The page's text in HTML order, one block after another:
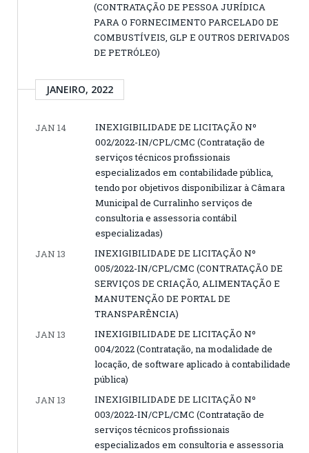
(CONTRATAÇÃO DE PESSOA JURÍDICA
PARA O FORNECIMENTO PARCELADO DE
COMBUSTÍVEIS, GLP E OUTROS DERIVADOS
DE PETRÓLEO)
JANEIRO, 2022
JAN 14
INEXIGIBILIDADE DE LICITAÇÃO Nº
002/2022-IN/CPL/CMC (Contratação de
serviços técnicos profissionais
especializados em contabilidade pública,
tendo por objetivos disponibilizar à Câmara
Municipal de Curralinho serviços de
consultoria e assessoria contábil
especializadas)
JAN 13
INEXIGIBILIDADE DE LICITAÇÃO Nº
005/2022-IN/CPL/CMC (CONTRATAÇÃO DE
SERVIÇOS DE CRIAÇÃO, ALIMENTAÇÃO E
MANUTENÇÃO DE PORTAL DE
TRANSPARÊNCIA)
JAN 13
INEXIGIBILIDADE DE LICITAÇÃO Nº
004/2022 (Contratação, na modalidade de
locação, de software aplicado à contabilidade
pública)
JAN 13
INEXIGIBILIDADE DE LICITAÇÃO Nº
003/2022-IN/CPL/CMC (Contratação de
serviços técnicos profissionais
especializados em consultoria e assessoria